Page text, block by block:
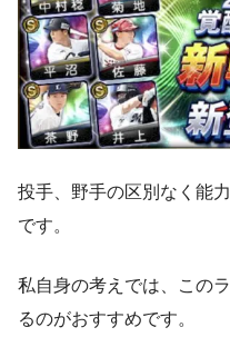
投手、野手の区別なく能
です。
私自身の考えでは、この
るのがおすすめです。